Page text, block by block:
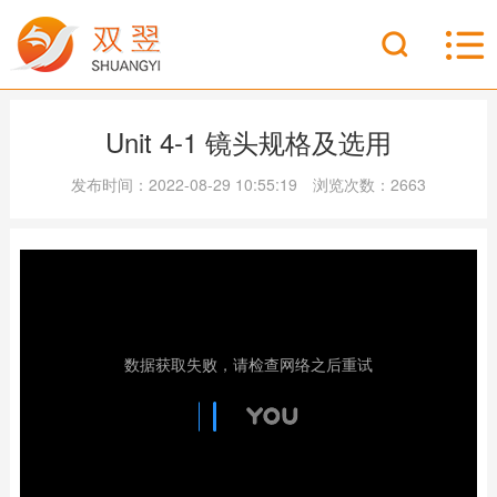
Unit 4-1 镜头规格及选用
发布时间：2022-08-29 10:55:19 浏览次数：2663